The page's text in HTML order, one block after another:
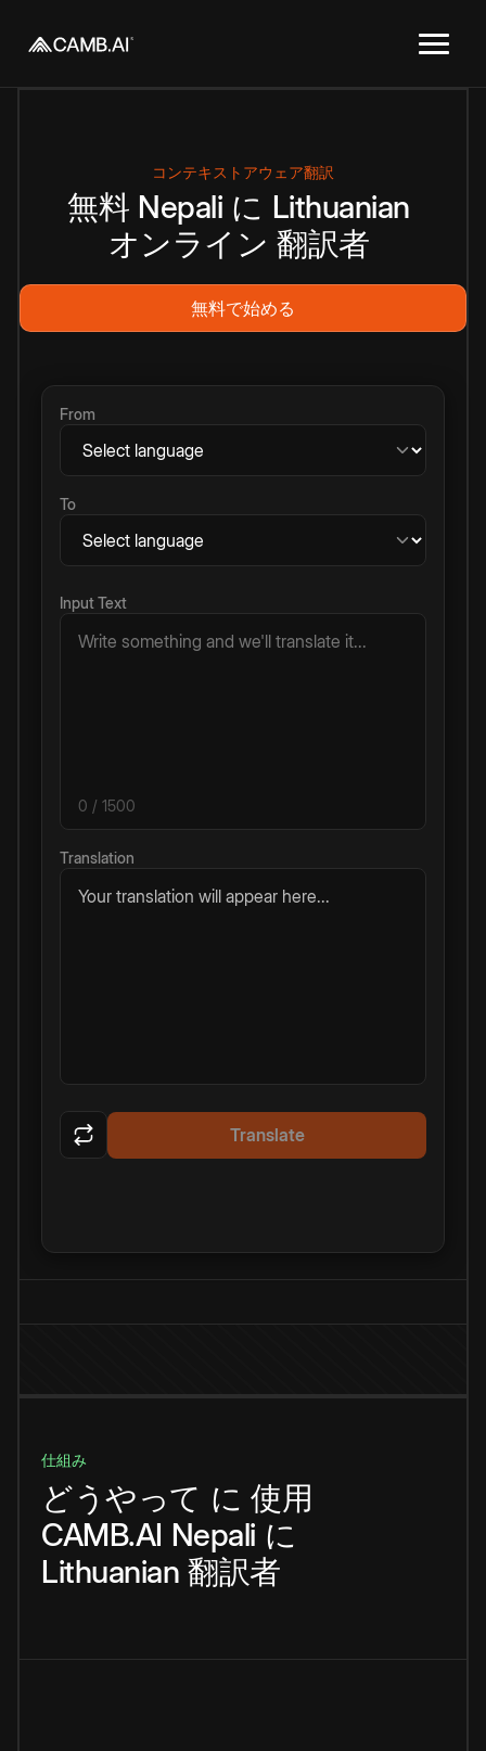
コンテキストアウェア翻訳
無料 Nepali に Lithuanian
オンライン 翻訳者
無料で始める
From
To
Input Text
0 / 1500
Translation
Your translation will appear here...
Translate
仕組み
どうやって に 使用
CAMB.AI Nepali に
Lithuanian 翻訳者